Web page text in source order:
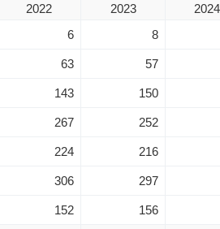
2022 2023 2024
6 8
63 57
143 150
267 252
224 216
306 297
152 156